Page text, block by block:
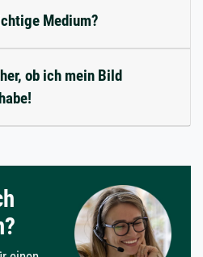
Medium?
ob ich mein Bild